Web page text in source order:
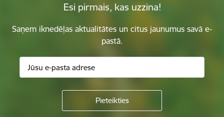
Esi pirmais, kas uzzina!
Saņem iknedēļas aktualitātes un citus jaunumus savā e-
pastā.